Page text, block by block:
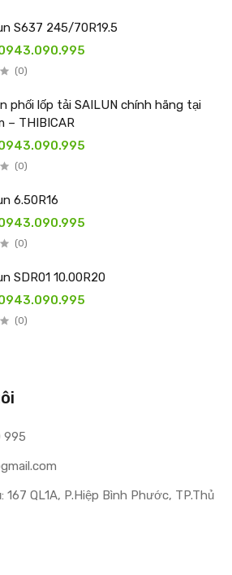
S637 245/70R19.5
(0)
phối lốp tải SAILUN chính hãng tại
– THIBICAR
(0)
6.50R16
(0)
SDR01 10.00R20
(0)
995
167 QL1A, P.Hiệp Bình Phước, TP.Thủ